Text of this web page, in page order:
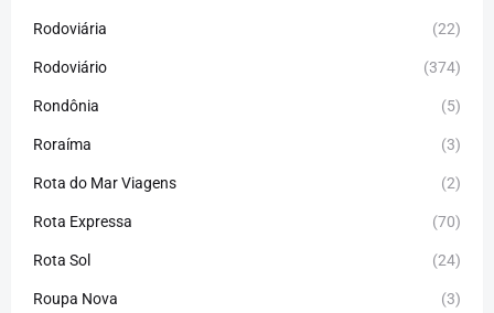
Rodoviária (22)
Rodoviário (374)
Rondônia (5)
Roraíma (3)
Rota do Mar Viagens (2)
Rota Expressa (70)
Rota Sol (24)
Roupa Nova (3)